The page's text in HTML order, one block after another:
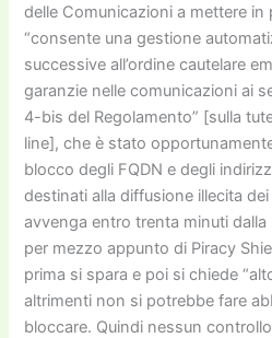
delle Comunicazioni a mettere in
“consente una gestione
successive all’ordine cautelare
garanzie nelle comunicazioni ai
4-bis del Regolamento” [sulla
line], che è stato
blocco degli FQDN e degli
destinati alla diffusione illecita
avvenga entro trenta minuti dalla
per mezzo appunto di Piracy
prima si spara e poi si chiede
altrimenti non si potrebbe fare
bloccare. Quindi nessun